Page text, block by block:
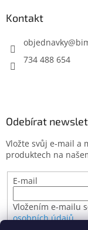
Kontakt
objednavky@
734 488 654
Odebírat
Vložte svůj e-mail a
produktech na
E-mail
Vložením e-mailu
osobních údajů